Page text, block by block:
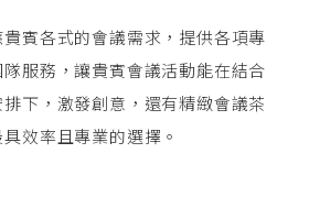
賓各式的會議需求，提供各項專
服務，讓貴賓會議活動能在結合
下，激發創意，還有精緻會議茶
效率且專業的選擇。